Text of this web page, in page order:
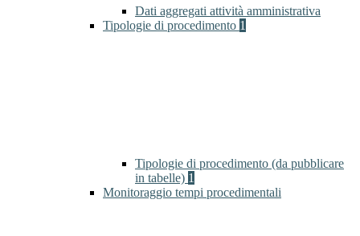
Dati aggregati attività amministrativa
Tipologie di procedimento 1
Tipologie di procedimento (da pubblicare
in tabelle) 1
Monitoraggio tempi procedimentali